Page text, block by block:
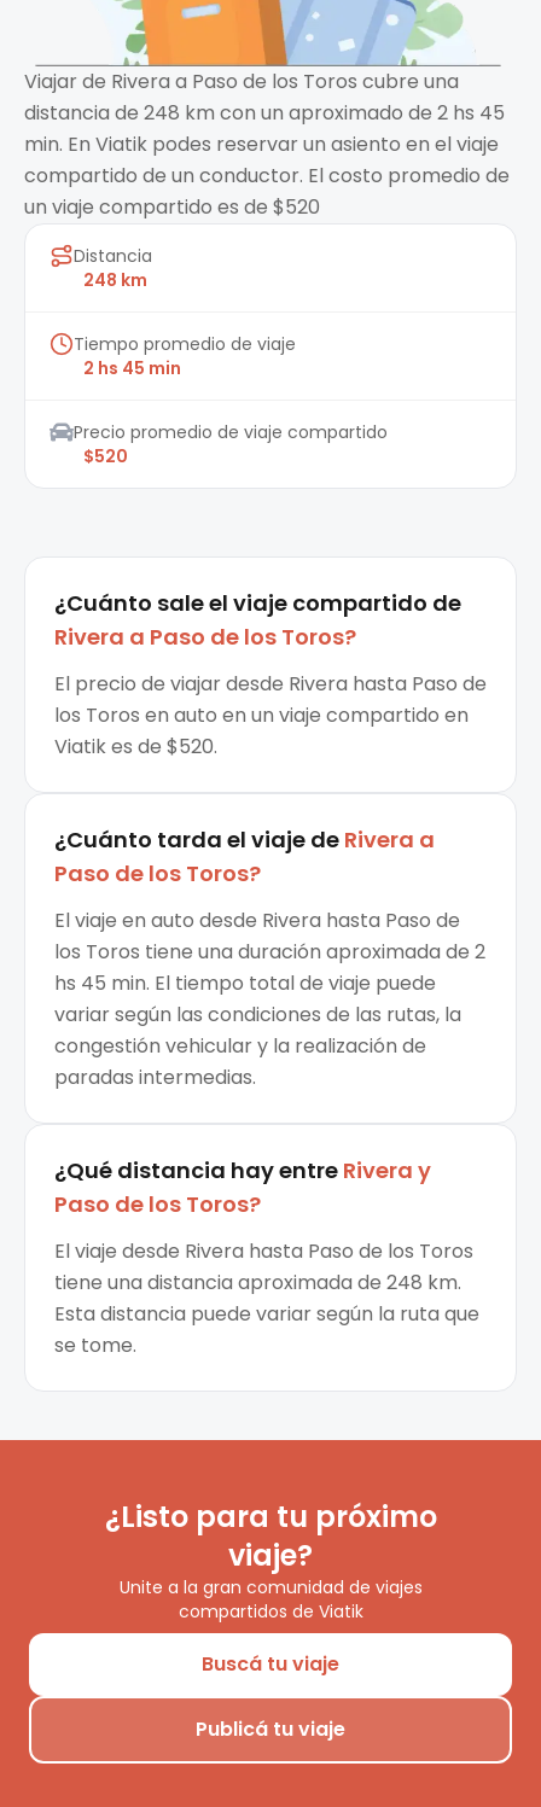
Viajar de Rivera a Paso de los Toros cubre una
distancia de 248 km con un aproximado de 2 hs 45
min. En Viatik podes reservar un asiento en el viaje
compartido de un conductor. El costo promedio de
un viaje compartido es de $520
Distancia
248 km
Tiempo promedio de viaje
2 hs 45 min
Precio promedio de viaje compartido
$520
¿Cuánto sale el viaje compartido de
Rivera a Paso de los Toros?
El precio de viajar desde Rivera hasta Paso de
los Toros en auto en un viaje compartido en
Viatik es de $520.
¿Cuánto tarda el viaje de Rivera a
Paso de los Toros?
El viaje en auto desde Rivera hasta Paso de
los Toros tiene una duración aproximada de 2
hs 45 min. El tiempo total de viaje puede
variar según las condiciones de las rutas, la
congestión vehicular y la realización de
paradas intermedias.
¿Qué distancia hay entre Rivera y
Paso de los Toros?
El viaje desde Rivera hasta Paso de los Toros
tiene una distancia aproximada de 248 km.
Esta distancia puede variar según la ruta que
se tome.
¿Listo para tu próximo
viaje?
Unite a la gran comunidad de viajes
compartidos de Viatik
Buscá tu viaje
Publicá tu viaje